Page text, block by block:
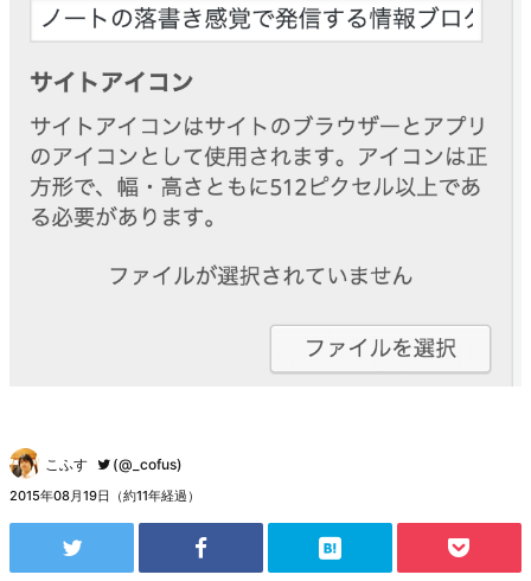
こふす (@_cofus)
2015年08月19日（約11年経過）